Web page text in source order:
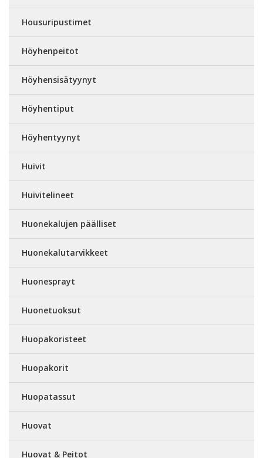
Housuripustimet
Höyhenpeitot
Höyhensisätyynyt
Höyhentiput
Höyhentyynyt
Huivit
Huivitelineet
Huonekalujen päälliset
Huonekalutarvikkeet
Huonesprayt
Huonetuoksut
Huopakoristeet
Huopakorit
Huopatassut
Huovat
Huovat & Peitot